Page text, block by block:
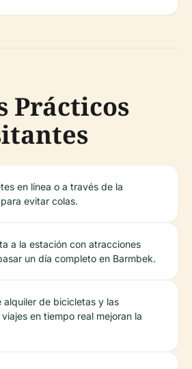
Prácticos
en línea o a través de la
evitar colas.
a la estación con atracciones
un día completo en Barmbek.
alquiler de bicicletas y las
en tiempo real mejoran la